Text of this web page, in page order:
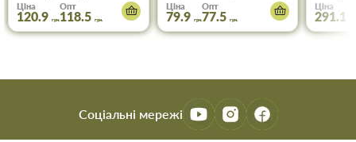
Ціна
120.9 грн.
Опт
118.5 грн.
Ціна
79.9 грн.
Опт
77.5 грн.
Ціна
291.1
Соціальні мережі